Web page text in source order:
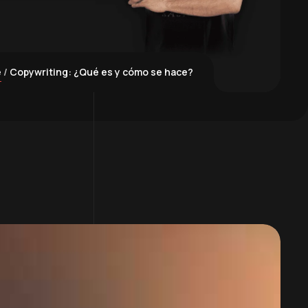
Copywriting: ¿Qué es y cómo se hace?